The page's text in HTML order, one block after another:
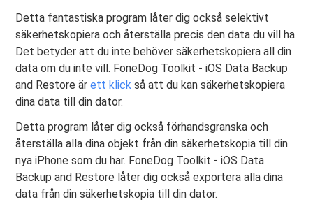
Detta fantastiska program låter dig också selektivt
säkerhetskopiera och återställa precis den data du vill ha.
Det betyder att du inte behöver säkerhetskopiera all din
data om du inte vill. FoneDog Toolkit - iOS Data Backup
and Restore ärett klick så att du kan säkerhetskopiera
dina data till din dator.
Detta program låter dig också förhandsgranska och
återställa alla dina objekt från din säkerhetskopia till din
nya iPhone som du har. FoneDog Toolkit - iOS Data
Backup and Restore låter dig också exportera alla dina
data från din säkerhetskopia till din dator.